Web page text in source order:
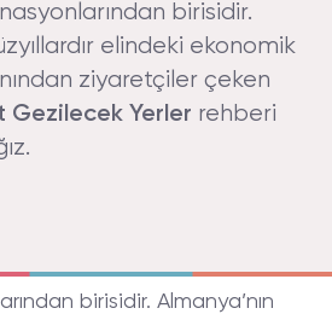
birisidir.
elindeki ekonomik
ziyaretçiler çeken
Gezilecek Yerler rehberi
birisidir. Almanya’nın